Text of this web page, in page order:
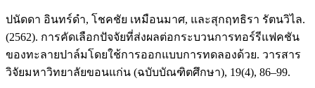
ปนัดดา อินทร์ดำ, โชคชัย เหมือนมาศ, และสุกฤทธิรา รัตนวิไล.
(2562). การคัดเลือกปัจจัยที่ส่งผลต่อกระบวนการทอร์รีแฟคชัน
ของทะลายปาล์มโดยใช้การออกแบบการทดลองด้วย. วารสาร
วิจัยมหาวิทยาลัยขอนแก่น (ฉบับบัณฑิตศึกษา), 19(4), 86–99.